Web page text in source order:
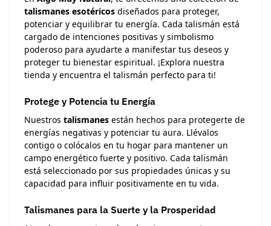
talismanes esotéricos diseñados para proteger,
potenciar y equilibrar tu energía. Cada talismán está
cargado de intenciones positivas y simbolismo
poderoso para ayudarte a manifestar tus deseos y
proteger tu bienestar espiritual. ¡Explora nuestra
tienda y encuentra el talismán perfecto para ti!
Protege y Potencia tu Energía
Nuestros talismanes están hechos para protegerte de
energías negativas y potenciar tu aura. Llévalos
contigo o colócalos en tu hogar para mantener un
campo energético fuerte y positivo. Cada talismán
está seleccionado por sus propiedades únicas y su
capacidad para influir positivamente en tu vida.
Talismanes para la Suerte y la Prosperidad